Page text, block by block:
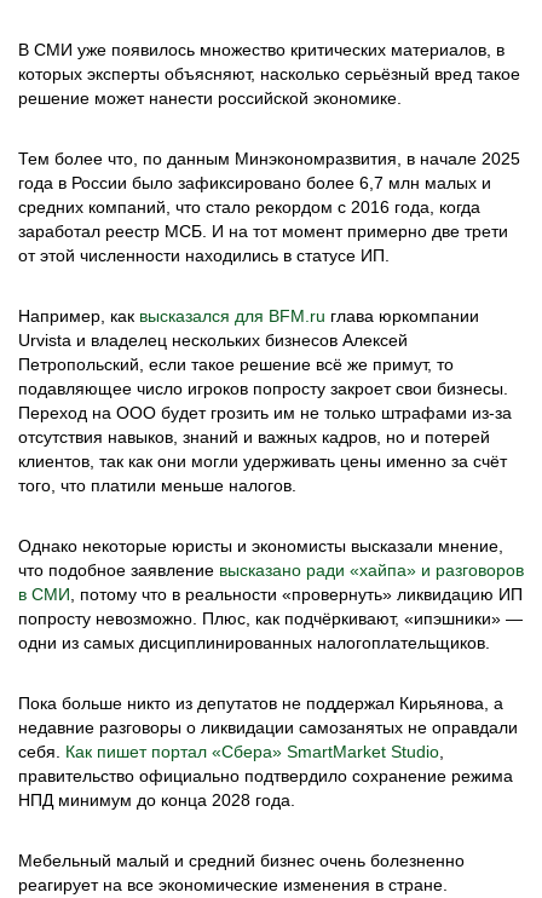
В СМИ уже появилось множество критических материалов, в
которых эксперты объясняют, насколько серьёзный вред такое
решение может нанести российской экономике.
Тем более что, по данным Минэкономразвития, в начале 2025
года в России было зафиксировано более 6,7 млн малых и
средних компаний, что стало рекордом с 2016 года, когда
заработал реестр МСБ. И на тот момент примерно две трети
от этой численности находились в статусе ИП.
Например, как высказался для BFM.ru глава юркомпании
Urvista и владелец нескольких бизнесов Алексей
Петропольский, если такое решение всё же примут, то
подавляющее число игроков попросту закроет свои бизнесы.
Переход на ООО будет грозить им не только штрафами из-за
отсутствия навыков, знаний и важных кадров, но и потерей
клиентов, так как они могли удерживать цены именно за счёт
того, что платили меньше налогов.
Однако некоторые юристы и экономисты высказали мнение,
что подобное заявление высказано ради «хайпа» и разговоров
в СМИ , потому что в реальности «провернуть» ликвидацию ИП
попросту невозможно. Плюс, как подчёркивают, «ипэшники» —
одни из самых дисциплинированных налогоплательщиков.
Пока больше никто из депутатов не поддержал Кирьянова, а
недавние разговоры о ликвидации самозанятых не оправдали
себя. Как пишет портал «Сбера» SmartMarket Studio
правительство официально подтвердило сохранение режима
НПД минимум до конца 2028 года.
Мебельный малый и средний бизнес очень болезненно
реагирует на все экономические изменения в стране.